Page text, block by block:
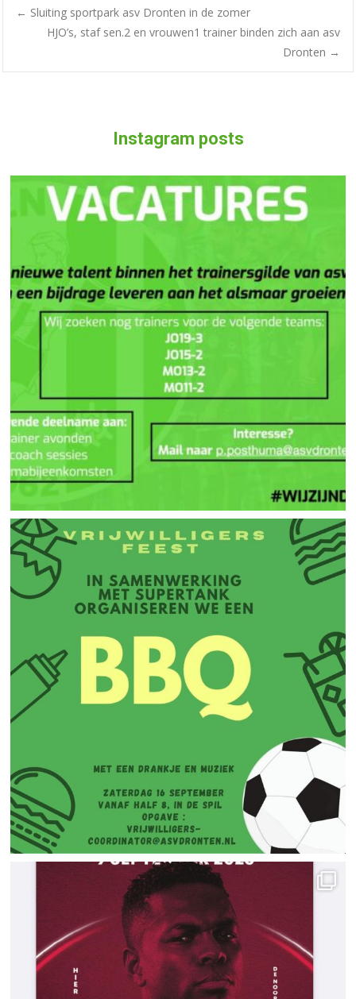
← Sluiting sportpark asv Dronten in de zomer
HJO’s, staf sen.2 en vrouwen1 trainer binden zich aan asv
Dronten →
Instagram posts